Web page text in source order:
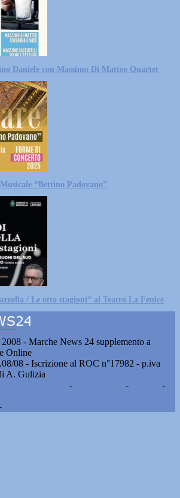
Daniele con Massimo Di Matteo Quartet
“Bettino Padovano”
/ Le otto stagioni” al Teatro La Fenice
- Marche News 24 supplemento a
Online
08 - Iscrizione al ROC n°17982 - p.iva
A. Gulizia
- -
-